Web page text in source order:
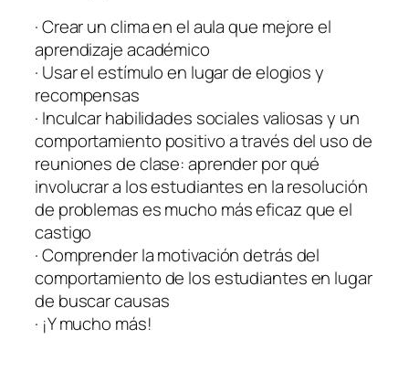
· Crear un clima en el aula que mejore el
aprendizaje académico
· Usar el estímulo en lugar de elogios y
recompensas
· Inculcar habilidades sociales valiosas y un
comportamiento positivo a través del uso de
reuniones de clase: aprender por qué
involucrar a los estudiantes en la resolución
de problemas es mucho más eficaz que el
castigo
· Comprender la motivación detrás del
comportamiento de los estudiantes en lugar
de buscar causas
· ¡Y mucho más!